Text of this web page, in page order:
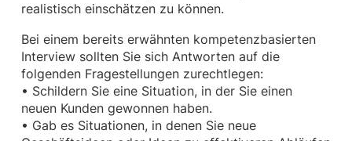
realistisch einschätzen zu können.
Bei einem bereits erwähnten kompetenzbasierten
Interview sollten Sie sich Antworten auf die
folgenden Fragestellungen zurechtlegen:
• Schildern Sie eine Situation, in der Sie einen
neuen Kunden gewonnen haben.
• Gab es Situationen, in denen Sie neue